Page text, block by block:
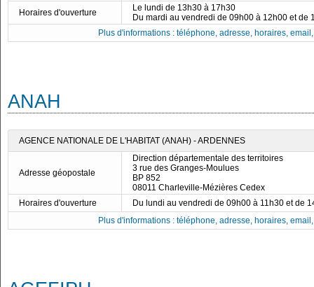
Horaires d'ouverture
Le lundi de 13h30 à 17h30
Du mardi au vendredi de 09h00 à 12h00 et de
Plus d'informations : téléphone, adresse, horaires,
ANAH
AGENCE NATIONALE DE L'HABITAT (ANAH) - ARDENNES
Adresse géopostale
Direction départementale des territoires
3 rue des Granges-Moulues
BP 852
08011 Charleville-Mézières Cedex
Horaires d'ouverture
Du lundi au vendredi de 09h00 à 11h30 et de
Plus d'informations : téléphone, adresse, horaires,